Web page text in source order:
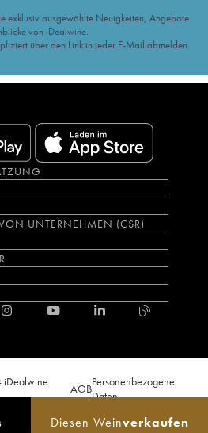
Diesen Weinverkaufen
exklusiv ausgewählte Neuigkeiten, Angebote
von iDealwine.
über den Link in jeder E-Mail abmelden.
UNTERNEHMEN (CSR)
iDealwine
AGBPersonenbezogene
Daten
PUBLIQUE, ART.L.3342-1 et L.3353-3